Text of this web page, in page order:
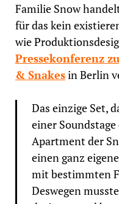
Familie Snow
für das kein
wie
Pressekonferenz
& Snakesin Berlin
Das einzige Set,
einer
Apartment der
einen ganz
mit bestimmten
Deswegen